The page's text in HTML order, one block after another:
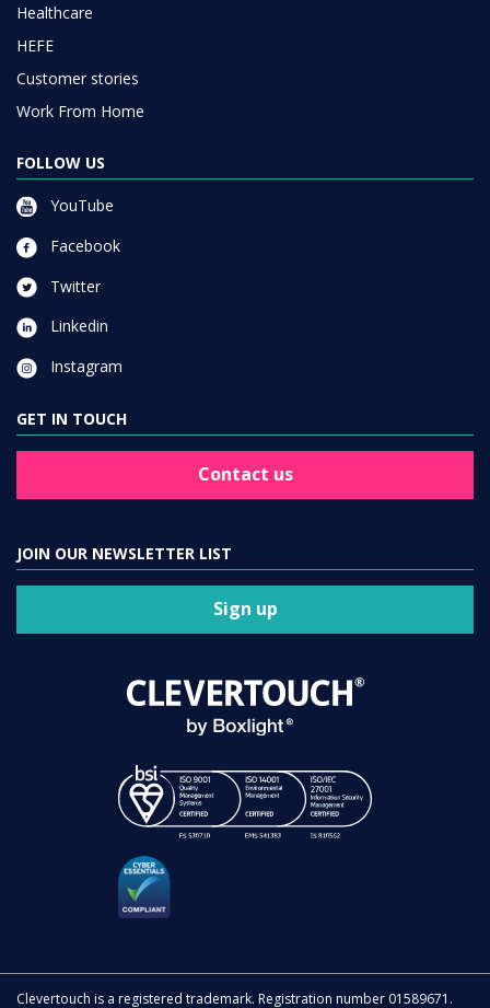
Healthcare
HEFE
Customer stories
Work From Home
FOLLOW US
YouTube
Facebook
Twitter
Linkedin
Instagram
GET IN TOUCH
Contact us
JOIN OUR NEWSLETTER LIST
Sign up
Clevertouch is a registered trademark. Registration number 01589671.